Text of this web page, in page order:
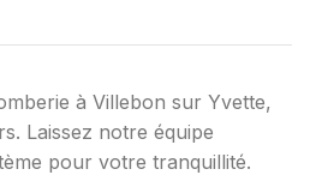
à Villebon sur Yvette,
Laissez notre équipe
pour votre tranquillité.